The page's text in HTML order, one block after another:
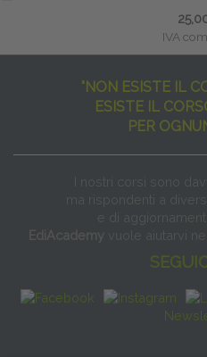
IVA
"NON ESISTE IL
ESISTE IL
PER
I nostri corsi sono
ma rispondenti a
e di
EdiAcademy vuole aiutarvi